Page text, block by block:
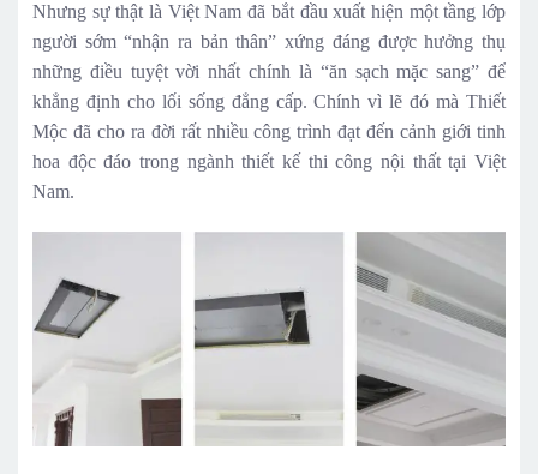
Nhưng sự thật là Việt Nam đã bắt đầu xuất hiện một tầng lớp
người sớm “nhận ra bản thân” xứng đáng được hưởng thụ
những điều tuyệt vời nhất chính là “ăn sạch mặc sang” để
khẳng định cho lối sống đẳng cấp. Chính vì lẽ đó mà Thiết
Mộc đã cho ra đời rất nhiều công trình đạt đến cảnh giới tinh
hoa độc đáo trong ngành thiết kế thi công nội thất tại Việt
Nam.